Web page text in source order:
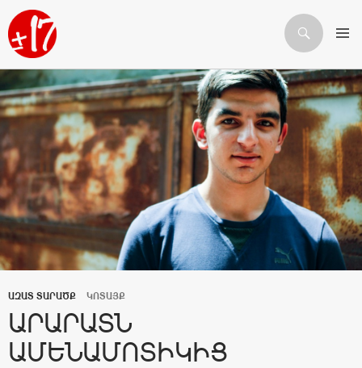
Որոնում
ԱՆՑՆԵԼ ԲՈՎԱՆԴԱԿՈՒԹՅԱՆԸ
ԱԶԱՏ ՏԱՐԱԾՔ ԿՈՏԱՅՔ
ԱՐԱՐԱՏՆ
ԱՄԵՆԱՄՈՏԻԿԻՑ